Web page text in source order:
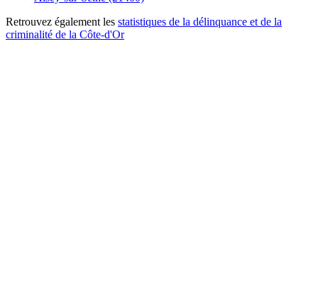
Retrouvez également les statistiques de la délinquance et de la
criminalité de la Côte-d'Or